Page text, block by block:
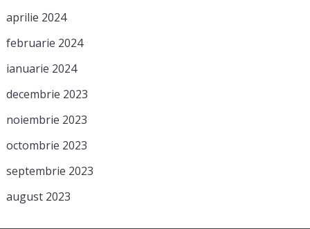
aprilie 2024
februarie 2024
ianuarie 2024
decembrie 2023
noiembrie 2023
octombrie 2023
septembrie 2023
august 2023